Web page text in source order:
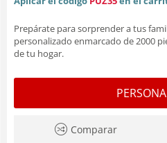
Prepárate para sorprender a tus
personalizado enmarcado de 2000
de tu hogar.
Comparar